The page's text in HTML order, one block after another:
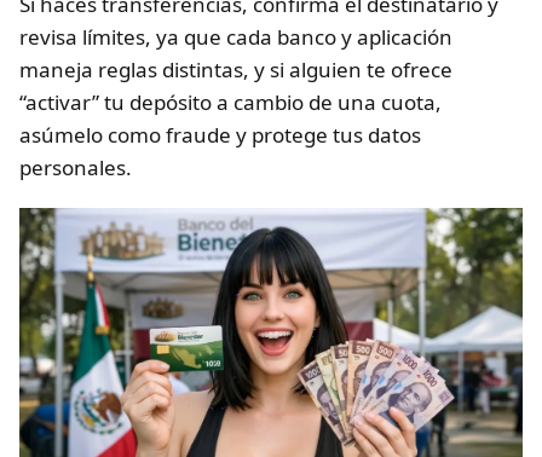
revisa límites, ya que cada banco y aplicación
maneja reglas distintas, y si alguien te ofrece
“activar” tu depósito a cambio de una cuota,
asúmelo como fraude y protege tus datos
personales.